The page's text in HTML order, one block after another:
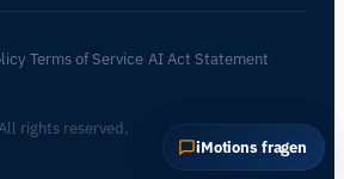
·Terms of Service ·AI Act Statement
rights reserved.
iMotions fragen